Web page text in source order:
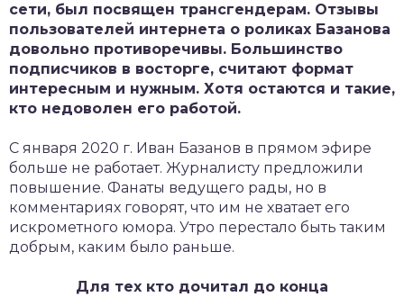
сети, был посвящен трансгендерам. Отзывы
пользователей интернета о роликах Базанова
довольно противоречивы. Большинство
подписчиков в восторге, считают формат
интересным и нужным. Хотя остаются и такие,
кто недоволен его работой.
С января 2020 г. Иван Базанов в прямом эфире
больше не работает. Журналисту предложили
повышение. Фанаты ведущего рады, но в
комментариях говорят, что им не хватает его
искрометного юмора. Утро перестало быть таким
добрым, каким было раньше.
Для тех кто дочитал до конца